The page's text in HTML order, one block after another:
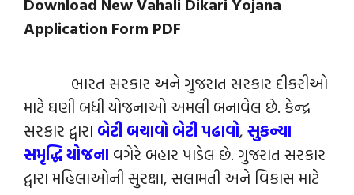
Application Form PDF
ભારત સરકાર અને ગુજરાત સરકાર દીકરીઓ
માટે ઘણી બધી યોજનાઓ અમલી બનાવેલ છે. કેન્‍દ્ર
સરકાર દ્વારા બેટી બચાવો બેટી પઢાવો, સુકન્યા
સમૃદ્ધિ યોજના વગેરે બહાર પાડેલ છે. ગુજરાત સરકાર
દ્વારા મહિલાઓની સુરક્ષા, સલામતી અને વિકાસ માટે